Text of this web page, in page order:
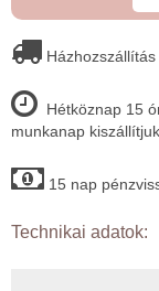
Hétköznap 15
munkanap
15 nap
Technikai adatok: